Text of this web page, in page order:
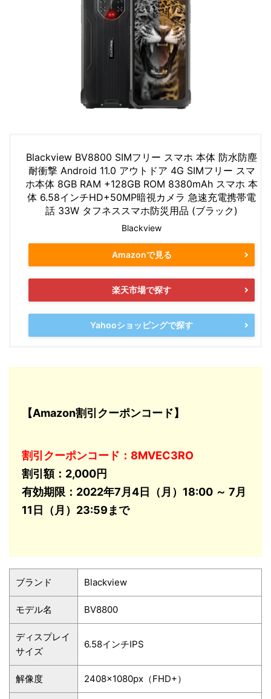
Blackview BV8800 SIMフリー スマホ 本体 防水防塵
耐衝撃 Android 11.0 アウトドア 4G SIMフリー スマ
ホ本体 8GB RAM +128GB ROM 8380mAh スマホ 本
体 6.58インチHD+50MP暗視カメラ 急速充電携帯電
話 33W タフネススマホ防災用品 (ブラック)
Blackview
Amazonで見る
楽天市場で探す
Yahooショッピングで探す
【Amazon割引クーポンコード】
割引クーポンコード：8MVEC3RO
割引額：2,000円
有効期限：2022年7月4日（月）18:00 ～ 7月
11日（月）23:59まで
ブランド Blackview
モデル名 BV8800
ディスプレイ
サイズ
6.58インチIPS
解像度 2408×1080px（FHD+）